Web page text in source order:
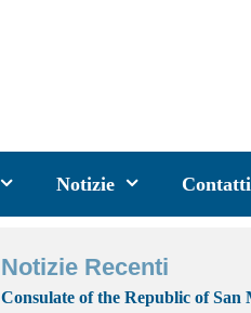
Notizie Contatti
Notizie Recenti
Consulate of the Republic of San